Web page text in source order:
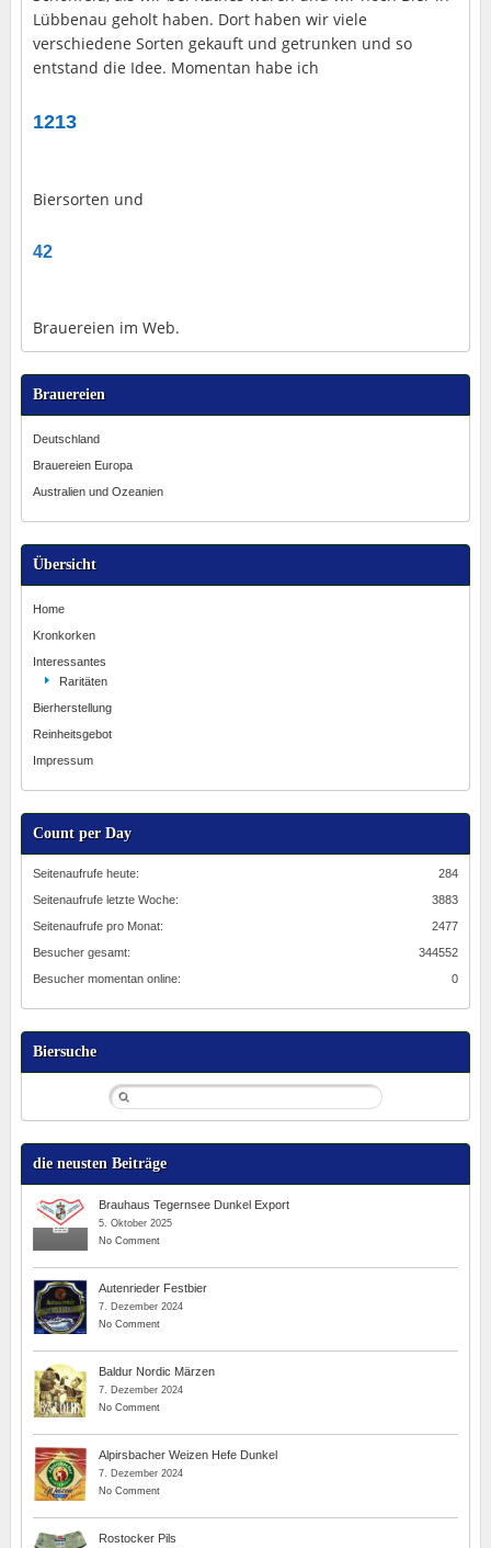
Lübbenau geholt haben. Dort haben wir viele
verschiedene Sorten gekauft und getrunken und so
entstand die Idee. Momentan habe ich
1213
Biersorten und
42
Brauereien im Web.
Brauereien
Deutschland
Brauereien Europa
Australien und Ozeanien
Übersicht
Home
Kronkorken
Interessantes
Raritäten
Bierherstellung
Reinheitsgebot
Impressum
Count per Day
284
Seitenaufrufe heute:
3883
Seitenaufrufe letzte Woche:
2477
Seitenaufrufe pro Monat:
344552
Besucher gesamt:
0
Besucher momentan online:
Biersuche
die neusten Beiträge
Brauhaus Tegernsee Dunkel Export
5. Oktober 2025
No Comment
Autenrieder Festbier
7. Dezember 2024
No Comment
Baldur Nordic Märzen
7. Dezember 2024
No Comment
Alpirsbacher Weizen Hefe Dunkel
7. Dezember 2024
No Comment
Rostocker Pils